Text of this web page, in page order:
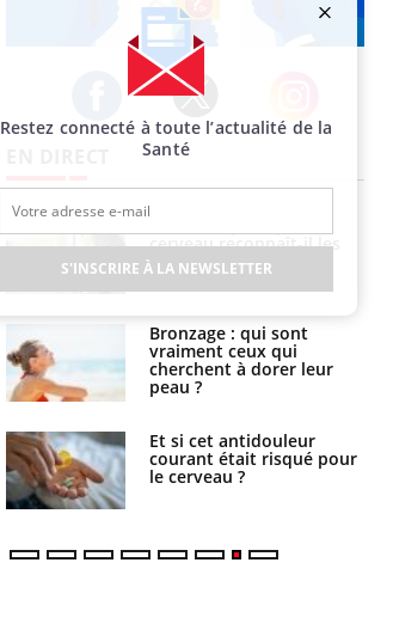
Facebook Twitter Instagram
cerveau reconnaît-il les
visages autrement ?
Bronzage : qui sont
vraiment ceux qui
cherchent à dorer leur
peau ?
Et si cet antidouleur
courant était risqué pour
le cerveau ?
Restez connecté à toute l’actualité de la
Santé
S'INSCRIRE À LA NEWSLETTER